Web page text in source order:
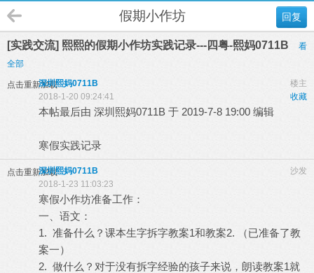
回复
假期小作坊
[实践交流] 熙熙的假期小作坊实践记录---四粤-熙妈0711B
看
全部
点击重新加载 楼主
深圳熙妈0711B
收藏
2018-1-20 09:24:41
本帖最后由 深圳熙妈0711B 于 2019-7-8 19:00 编辑
寒假实践记录
点击重新加载 沙发
深圳熙妈0711B
2018-1-23 11:03:23
寒假小作坊准备工作：
一、语文：
1. 准备什么？课本生字拆字教案1和教案2. （已准备了教
案一）
2. 做什么？对于没有拆字经验的孩子来说，朗读教案1就